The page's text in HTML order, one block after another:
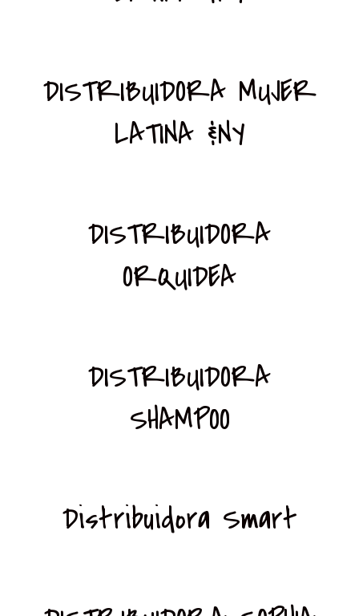
DISTRIBUIDORA MUJER
LATINA &NY
DISTRIBUIDORA
ORQUIDEA
DISTRIBUIDORA
SHAMPOO
Distribuidora Smart